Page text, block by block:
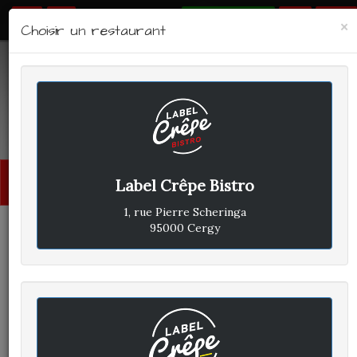
LABEL CRÊPE - BISTRO
CLIENT A A
ÉCRIT LE SAMEDI 27 JUIN 2020
×
Choisir un restaurant
Label Crêpe Bistro
1, rue Pierre Scheringa
95000 Cergy